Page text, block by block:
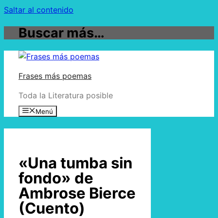
Saltar al contenido
Buscar más…
Frases más poemas
Toda la Literatura posible
Menú
«Una tumba sin
fondo» de
Ambrose Bierce
(Cuento)